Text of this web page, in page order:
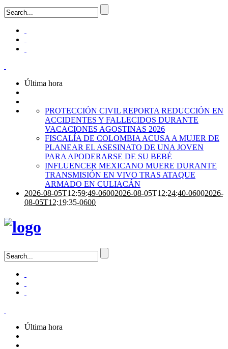
Última hora
PROTECCIÓN CIVIL REPORTA REDUCCIÓN EN
ACCIDENTES Y FALLECIDOS DURANTE
VACACIONES AGOSTINAS 2026
FISCALÍA DE COLOMBIA ACUSA A MUJER DE
PLANEAR EL ASESINATO DE UNA JOVEN
PARA APODERARSE DE SU BEBÉ
INFLUENCER MEXICANO MUERE DURANTE
TRANSMISIÓN EN VIVO TRAS ATAQUE
ARMADO EN CULIACÁN
2026-08-05T12:59:49-06002026-08-05T12:24:40-06002026-
08-05T12:19:35-0600
Última hora